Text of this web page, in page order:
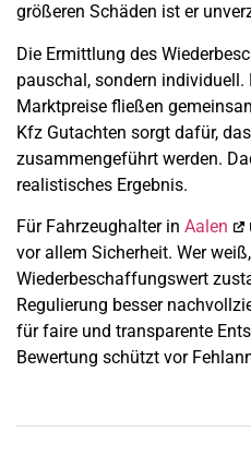
größeren Schäden ist er
Die Ermittlung des
pauschal, sondern
Marktpreise fließen
Kfz Gutachten sorgt dafür,
zusammengeführt werden.
realistisches Ergebnis.
Für Fahrzeughalter in Aalen
vor allem Sicherheit. Wer
Wiederbeschaffungswert
Regulierung besser
für faire und transparente
Bewertung schützt vor